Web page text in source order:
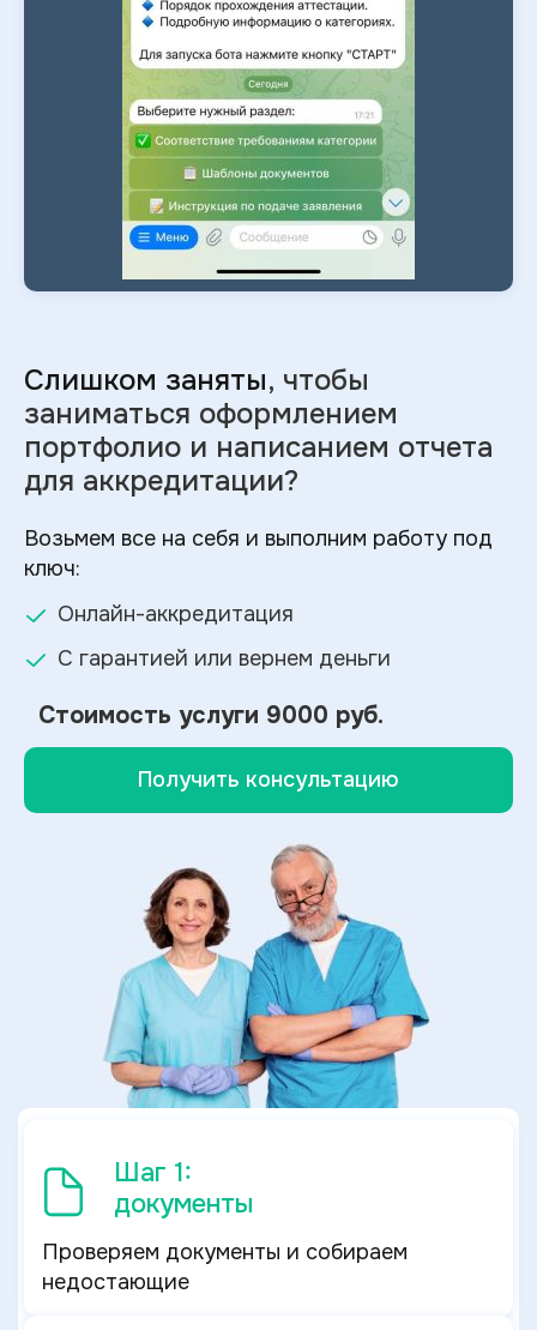
Слишком заняты, чтобы
заниматься оформлением
портфолио и написанием отчета
для аккредитации?
Возьмем все на себя и выполним работу под
ключ:
Онлайн-аккредитация
С гарантией или вернем деньги
Стоимость услуги 9000 руб.
Получить консультацию
Шаг 1:
документы
Проверяем документы и собираем
недостающие